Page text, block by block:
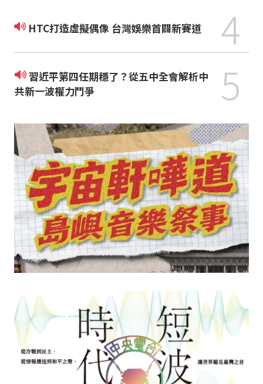
HTC打造虛擬偶像 台灣娛樂首闢新賽道 4
習近平第四任期穩了？從五中全會解析中
共新一波權力鬥爭
5